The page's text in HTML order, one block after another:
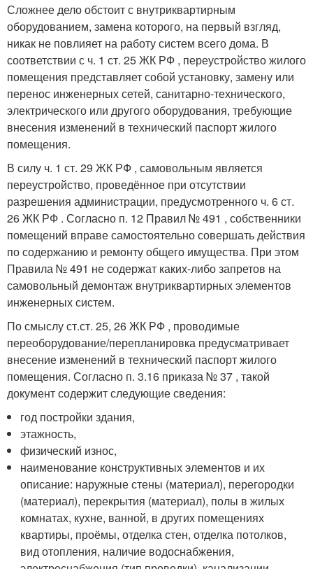
Сложнее дело обстоит с внутриквартирным
оборудованием, замена которого, на первый взгляд,
никак не повлияет на работу систем всего дома. В
соответствии с ч. 1 ст. 25 ЖК РФ , переустройство жилого
помещения представляет собой установку, замену или
перенос инженерных сетей, санитарно-технического,
электрического или другого оборудования, требующие
внесения изменений в технический паспорт жилого
помещения.
В силу ч. 1 ст. 29 ЖК РФ , самовольным является
переустройство, проведённое при отсутствии
разрешения администрации, предусмотренного ч. 6 ст.
26 ЖК РФ . Согласно п. 12 Правил № 491 , собственники
помещений вправе самостоятельно совершать действия
по содержанию и ремонту общего имущества. При этом
Правила № 491 не содержат каких-либо запретов на
самовольный демонтаж внутриквартирных элементов
инженерных систем.
По смыслу ст.ст. 25, 26 ЖК РФ , проводимые
переоборудование/перепланировка предусматривает
внесение изменений в технический паспорт жилого
помещения. Согласно п. 3.16 приказа № 37 , такой
документ содержит следующие сведения:
год постройки здания,
этажность,
физический износ,
наименование конструктивных элементов и их
описание: наружные стены (материал), перегородки
(материал), перекрытия (материал), полы в жилых
комнатах, кухне, ванной, в других помещениях
квартиры, проёмы, отделка стен, отделка потолков,
вид отопления, наличие водоснабжения,